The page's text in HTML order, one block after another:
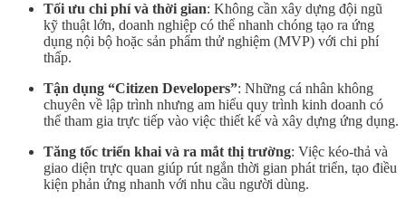
Tối ưu chi phí và thời gian: Không cần xây dựng đội ngũ
kỹ thuật lớn, doanh nghiệp có thể nhanh chóng tạo ra ứng
dụng nội bộ hoặc sản phẩm thử nghiệm (MVP) với chi phí
thấp.
Tận dụng “Citizen Developers”: Những cá nhân không
chuyên về lập trình nhưng am hiểu quy trình kinh doanh có
thể tham gia trực tiếp vào việc thiết kế và xây dựng ứng dụng.
Tăng tốc triển khai và ra mắt thị trường: Việc kéo-thả và
giao diện trực quan giúp rút ngắn thời gian phát triển, tạo điều
kiện phản ứng nhanh với nhu cầu người dùng.